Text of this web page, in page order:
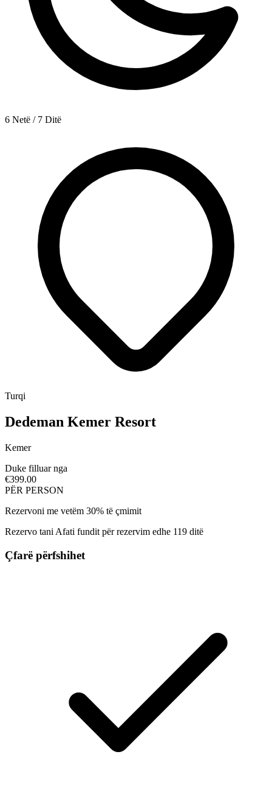
6 Netë / 7 Ditë
Turqi
Dedeman Kemer Resort
Kemer
Duke filluar nga
€399.00
PËR PERSON
Rezervoni me vetëm 30% të çmimit
Rezervo tani Afati fundit për rezervim edhe 119 ditë
Çfarë përfshihet